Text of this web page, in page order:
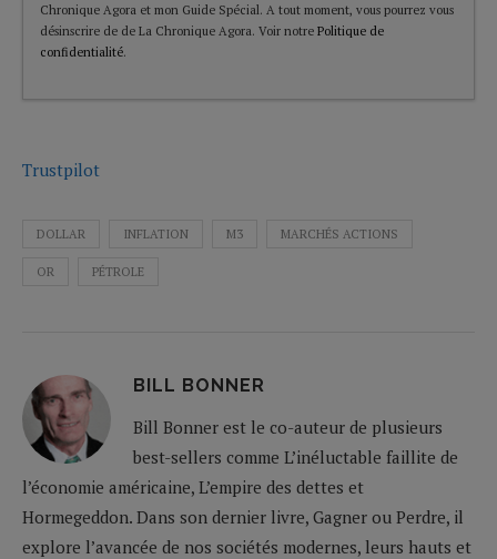
Chronique Agora et mon Guide Spécial. A tout moment, vous pourrez vous
désinscrire de de La Chronique Agora. Voir notre Politique de
confidentialité.
Trustpilot
DOLLAR INFLATION M3 MARCHÉS ACTIONS
OR PÉTROLE
BILL BONNER
Bill Bonner est le co-auteur de plusieurs
best-sellers comme L’inéluctable faillite de
l’économie américaine, L’empire des dettes et
Hormegeddon. Dans son dernier livre, Gagner ou Perdre, il
explore l’avancée de nos sociétés modernes, leurs hauts et